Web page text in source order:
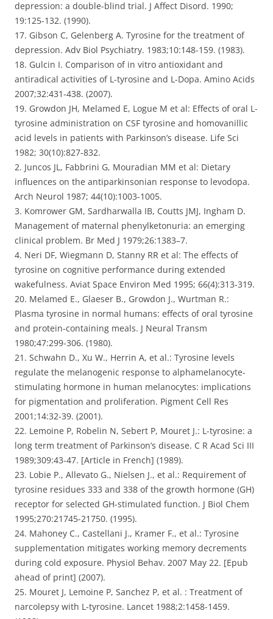
depression: a double-blind trial. J Affect Disord. 1990;
19:125-132. (1990).
17. Gibson C, Gelenberg A. Tyrosine for the treatment of
depression. Adv Biol Psychiatry. 1983;10:148-159. (1983).
18. Gulcin I. Comparison of in vitro antioxidant and
antiradical activities of L-tyrosine and L-Dopa. Amino Acids
2007;32:431-438. (2007).
19. Growdon JH, Melamed E, Logue M et al: Effects of oral L-
tyrosine administration on CSF tyrosine and homovanillic
acid levels in patients with Parkinson’s disease. Life Sci
1982; 30(10):827-832.
2. Juncos JL, Fabbrini G, Mouradian MM et al: Dietary
influences on the antiparkinsonian response to levodopa.
Arch Neurol 1987; 44(10):1003-1005.
3. Komrower GM, Sardharwalla IB, Coutts JMJ, Ingham D.
Management of maternal phenylketonuria: an emerging
clinical problem. Br Med J 1979;26:1383–7.
4. Neri DF, Wiegmann D, Stanny RR et al: The effects of
tyrosine on cognitive performance during extended
wakefulness. Aviat Space Environ Med 1995; 66(4):313-319.
20. Melamed E., Glaeser B., Growdon J., Wurtman R.:
Plasma tyrosine in normal humans: effects of oral tyrosine
and protein-containing meals. J Neural Transm
1980;47:299-306. (1980).
21. Schwahn D., Xu W., Herrin A, et al.: Tyrosine levels
regulate the melanogenic response to alphamelanocyte-
stimulating hormone in human melanocytes: implications
for pigmentation and proliferation. Pigment Cell Res
2001;14:32-39. (2001).
22. Lemoine P, Robelin N, Sebert P, Mouret J.: L-tyrosine: a
long term treatment of Parkinson’s disease. C R Acad Sci III
1989;309:43-47. [Article in French] (1989).
23. Lobie P., Allevato G., Nielsen J., et al.: Requirement of
tyrosine residues 333 and 338 of the growth hormone (GH)
receptor for selected GH-stimulated function. J Biol Chem
1995;270:21745-21750. (1995).
24. Mahoney C., Castellani J., Kramer F., et al.: Tyrosine
supplementation mitigates working memory decrements
during cold exposure. Physiol Behav. 2007 May 22. [Epub
ahead of print] (2007).
25. Mouret J, Lemoine P, Sanchez P, et al. : Treatment of
narcolepsy with L-tyrosine. Lancet 1988;2:1458-1459.